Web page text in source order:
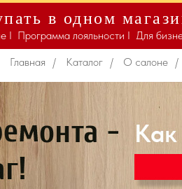
в одном
Для
Программа лояльности I
I
Lab
Главная / Каталог / О салоне /